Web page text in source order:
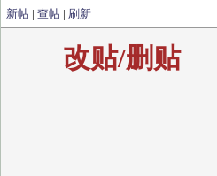
新帖 | 查帖 | 刷新
改贴/删贴